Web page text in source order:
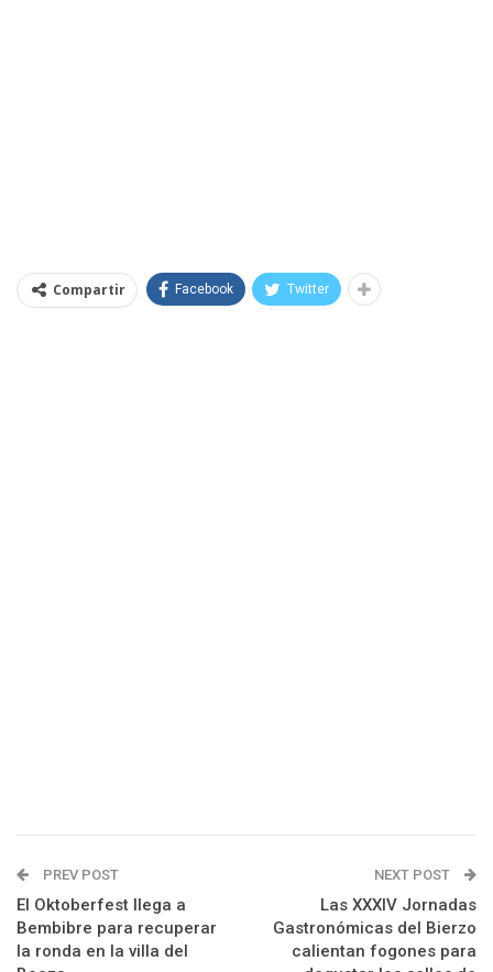
Compartir Facebook Twitter
PREV POST
El Oktoberfest llega a
Bembibre para recuperar
la ronda en la villa del
NEXT POST
Las XXXIV Jornadas
Gastronómicas del Bierzo
calientan fogones para